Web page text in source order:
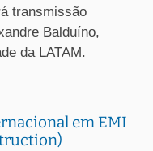
transmissão
Balduíno,
da LATAM.
em EMI